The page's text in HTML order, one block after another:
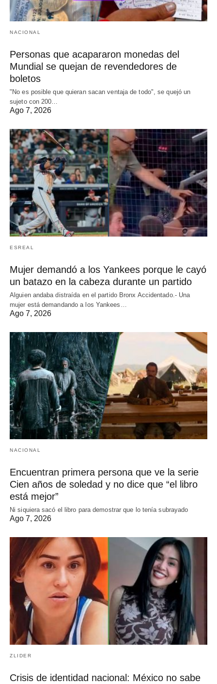
NACIONAL
Personas que acapararon monedas del
Mundial se quejan de revendedores de
boletos
"No es posible que quieran sacan ventaja de todo", se quejó un
sujeto con 200…
Ago 7, 2026
ESREAL
Mujer demandó a los Yankees porque le cayó
un batazo en la cabeza durante un partido
Alguien andaba distraída en el partido Bronx Accidentado.- Una
mujer está demandando a los Yankees…
Ago 7, 2026
NACIONAL
Encuentran primera persona que ve la serie
Cien años de soledad y no dice que “el libro
está mejor”
Ni siquiera sacó el libro para demostrar que lo tenía subrayado
Ago 7, 2026
ZLIDER
Crisis de identidad nacional: México no sabe